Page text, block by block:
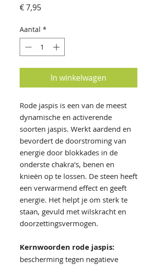
€ 7,95Prijs
Aantal *
In winkelwagen
Rode jaspis is een van de meest
dynamische en activerende
soorten jaspis. Werkt aardend en
bevordert de doorstroming van
energie door blokkades in de
onderste chakra's, benen en
knieën op te lossen. De steen heeft
een verwarmend effect en geeft
energie. Het helpt je om sterk te
staan, gevuld met wilskracht en
doorzettingsvermogen.
Kernwoorden rode jaspis:
bescherming tegen negatieve